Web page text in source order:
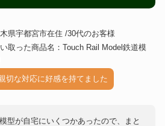
県宇都宮市在住 /30代のお客様
取った商品名：Touch Rail Model鉄道模
切な対応に好感を持てました
型が自宅にいくつかあったので、まと